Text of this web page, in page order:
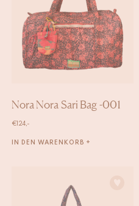
Nora Nora Sari Bag -001
€ 124,-
IN DEN WARENKORB +